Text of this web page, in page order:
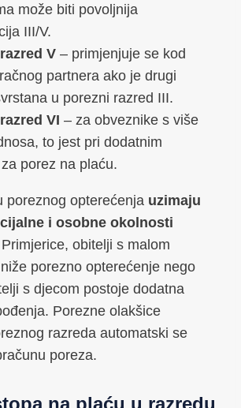
može biti povoljnija
III/V.
V – primjenjuje se kod
partnera ako je drugi
u porezni razred III.
VI – za obveznike s više
to jest pri dodatnim
porez na plaću.
poreznog opterećenja uzimaju
i osobne okolnosti
obitelji s malom
porezno opterećenje nego
s djecom postoje dodatna
Porezne olakšice
razreda automatski se
poreza.